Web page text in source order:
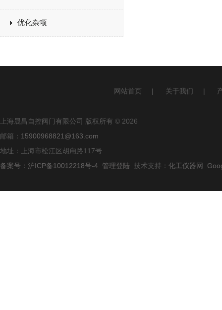
优化杂项
网站首页 | 关于我们 |
上海晟昌自控阀门有限公司 版权所有 © 2026
邮箱： 15900968821@163.com
地址：上海市松江区胡甪路117号
备案号：沪ICP备10012218号-4 管理登陆 技术支持： 化工仪器网